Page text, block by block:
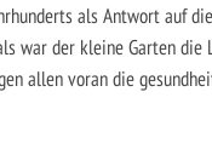
als Antwort auf
war der kleine Garten
allen voran die